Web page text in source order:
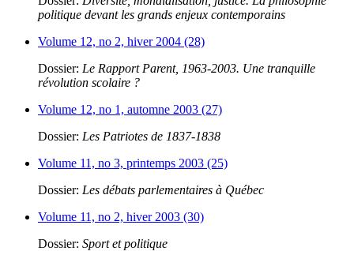
politique devant les grands enjeux contemporains
Volume 12, no 2, hiver 2004 (28)
Dossier: Le Rapport Parent, 1963-2003. Une tranquille
révolution scolaire ?
Volume 12, no 1, automne 2003 (27)
Dossier: Les Patriotes de 1837-1838
Volume 11, no 3, printemps 2003 (25)
Dossier: Les débats parlementaires à Québec
Volume 11, no 2, hiver 2003 (30)
Dossier: Sport et politique